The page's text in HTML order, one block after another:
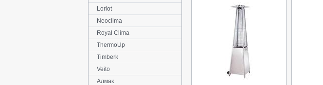
Loriot
Neoclima
Royal Clima
ThermoUp
Timberk
Veito
Алмак